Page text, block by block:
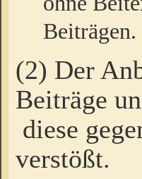
Beiträgen.
(2) Der
Beiträge
diese
verstößt.